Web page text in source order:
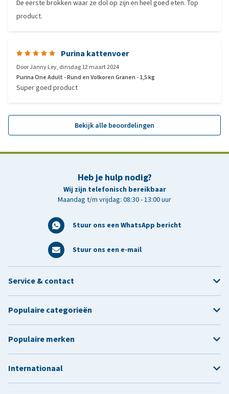
De eerste brokken waar ze dol op zijn en heel goed eten. Top
product.
Purina kattenvoer
DoorJanny Ley, dinsdag 12 maart 2024
Purina One Adult - Rund en Volkoren Granen - 1,5 kg
Super goed product
Bekijk alle beoordelingen
Heb je hulp nodig?
Wij zijn telefonisch bereikbaar
Maandag t/m vrijdag: 08:30 - 13:00 uur
Stuur ons een WhatsApp bericht
Stuur ons een e-mail
Service & contact
Populaire categorieën
Populaire merken
Internationaal